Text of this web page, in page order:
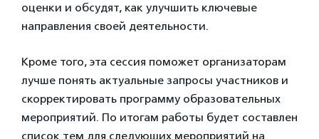
оценки и обсудят, как улучшить ключевые
направления своей деятельности.
Кроме того, эта сессия поможет организаторам
лучше понять актуальные запросы участников и
скорректировать программу образовательных
мероприятий. По итогам работы будет составлен
список тем для следующих мероприятий на